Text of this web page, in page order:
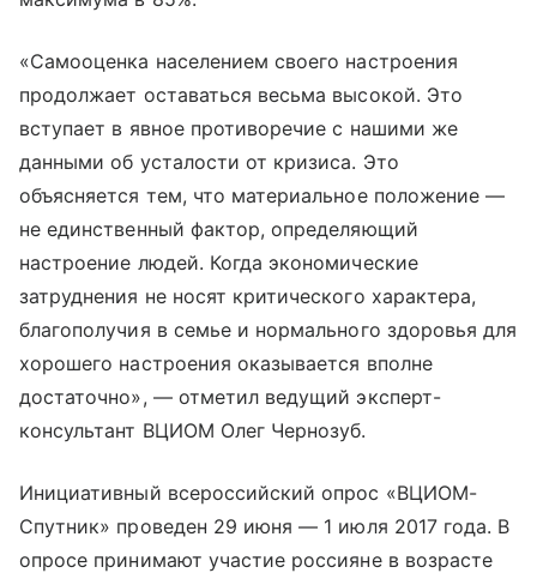
«Самооценка населением своего настроения
продолжает оставаться весьма высокой. Это
вступает в явное противоречие с нашими же
данными об усталости от кризиса. Это
объясняется тем, что материальное положение —
не единственный фактор, определяющий
настроение людей. Когда экономические
затруднения не носят критического характера,
благополучия в семье и нормального здоровья для
хорошего настроения оказывается вполне
достаточно», — отметил ведущий эксперт-
консультант ВЦИОМ Олег Чернозуб.
Инициативный всероссийский опрос «ВЦИОМ-
Спутник» проведен 29 июня — 1 июля 2017 года. В
опросе принимают участие россияне в возрасте